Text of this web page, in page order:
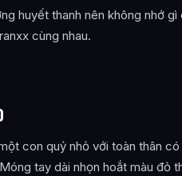
huyết thanh nên không nhớ
cùng nhau.
con quỷ nhỏ với toàn thân
tay dài nhọn hoắt màu đỏ